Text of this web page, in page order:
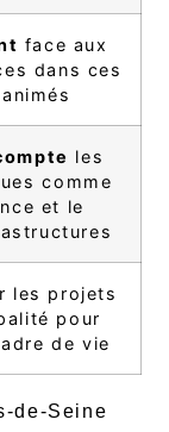
face aux
dans ces
les
comme
et le
les projets
pour
de vie
de-Seine